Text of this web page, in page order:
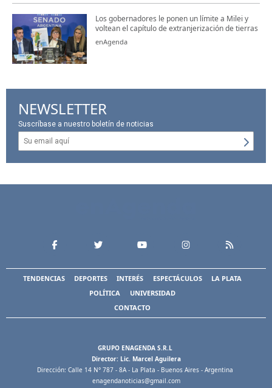
Los gobernadores le ponen un límite a Milei y
voltean el capítulo de extranjerización de tierras
enAgenda
NEWSLETTER
Suscríbase a nuestro boletín de noticias
TENDENCIAS DEPORTES INTERÉS ESPECTÁCULOS
LA PLATA
POLÍTICA
UNIVERSIDAD
CONTACTO
GRUPO ENAGENDA S.R.L
Director: Lic. Marcel Aguilera
Dirección: Calle 14 N° 787 - 8A - La Plata - Buenos Aires - Argentina
enagendanoticias@gmail.com